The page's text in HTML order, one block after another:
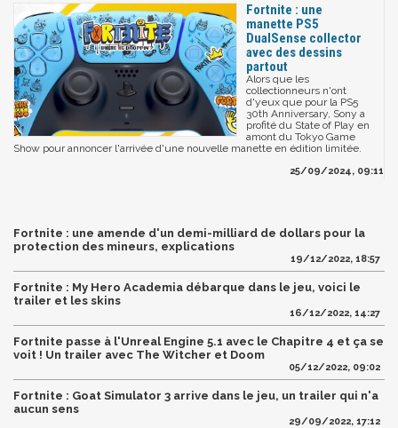
Fortnite : une
manette PS5
DualSense collector
avec des dessins
partout
Alors que les
collectionneurs n'ont
d'yeux que pour la PS5
30th Anniversary, Sony a
profité du State of Play en
amont du Tokyo Game
Show pour annoncer l'arrivée d'une nouvelle manette en édition limitée.
25/09/2024, 09:11
Fortnite : une amende d'un demi-milliard de dollars pour la
protection des mineurs, explications
19/12/2022, 18:57
Fortnite : My Hero Academia débarque dans le jeu, voici le
trailer et les skins
16/12/2022, 14:27
Fortnite passe à l'Unreal Engine 5.1 avec le Chapitre 4 et ça se
voit ! Un trailer avec The Witcher et Doom
05/12/2022, 09:02
Fortnite : Goat Simulator 3 arrive dans le jeu, un trailer qui n'a
aucun sens
29/09/2022, 17:12